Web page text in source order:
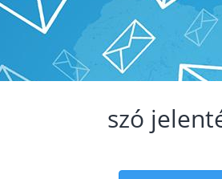
szó